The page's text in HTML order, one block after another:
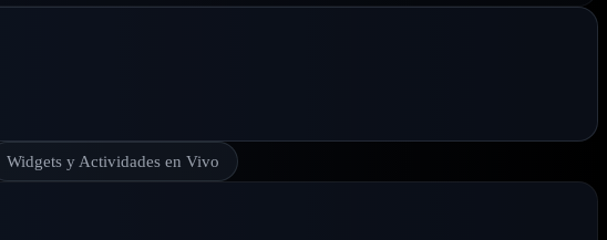
Widgets y Actividades en Vivo